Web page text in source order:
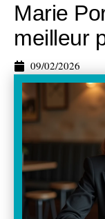
Marie
meilleur
09/02/2026